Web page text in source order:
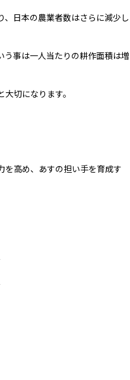
日本の農業者数はさらに減少し
う事は一人当たりの耕作面積は増
切になります。
を高め、あすの担い手を育成す